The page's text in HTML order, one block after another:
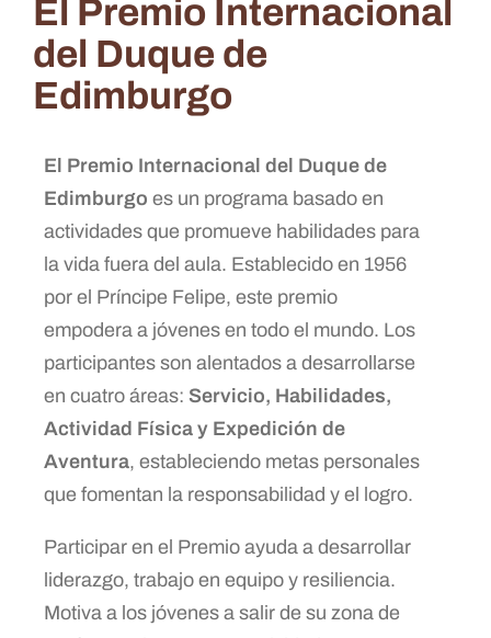
El Premio Internacional
del Duque de
Edimburgo
El Premio Internacional del Duque de
Edimburgo es un programa basado en
actividades que promueve habilidades para
la vida fuera del aula. Establecido en 1956
por el Príncipe Felipe, este premio
empodera a jóvenes en todo el mundo. Los
participantes son alentados a desarrollarse
en cuatro áreas: Servicio, Habilidades,
Actividad Física y Expedición de
Aventura, estableciendo metas personales
que fomentan la responsabilidad y el logro.
Participar en el Premio ayuda a desarrollar
liderazgo, trabajo en equipo y resiliencia.
Motiva a los jóvenes a salir de su zona de